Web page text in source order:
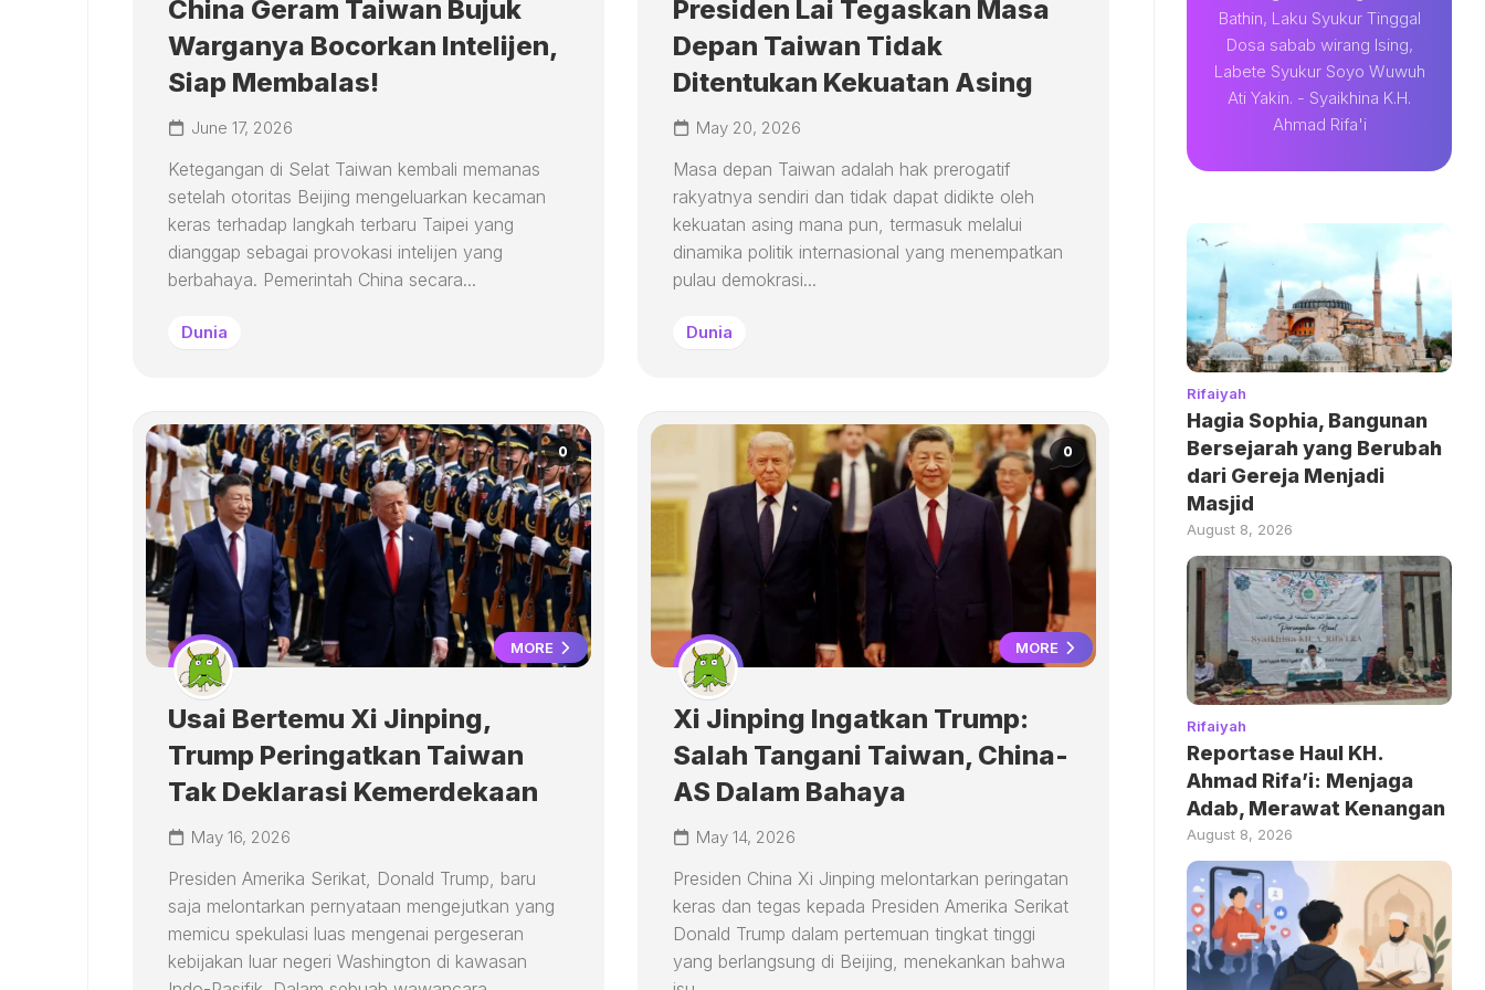
China Geram Taiwan Bujuk
Warganya Bocorkan Intelijen,
Siap Membalas!
June 17, 2026
Ketegangan di Selat Taiwan kembali memanas
setelah otoritas Beijing mengeluarkan kecaman
keras terhadap langkah terbaru Taipei yang
dianggap sebagai provokasi intelijen yang
berbahaya. Pemerintah China secara...
Dunia
Presiden Lai Tegaskan Masa
Depan Taiwan Tidak
Ditentukan Kekuatan Asing
May 20, 2026
Masa depan Taiwan adalah hak prerogatif
rakyatnya sendiri dan tidak dapat didikte oleh
kekuatan asing mana pun, termasuk melalui
dinamika politik internasional yang menempatkan
pulau demokrasi...
Dunia
0
MORE
Usai Bertemu Xi Jinping,
Trump Peringatkan Taiwan
Tak Deklarasi Kemerdekaan
May 16, 2026
Presiden Amerika Serikat, Donald Trump, baru
saja melontarkan pernyataan mengejutkan yang
memicu spekulasi luas mengenai pergeseran
kebijakan luar negeri Washington di kawasan
0
MORE
Xi Jinping Ingatkan Trump:
Salah Tangani Taiwan, China-
AS Dalam Bahaya
May 14, 2026
Presiden China Xi Jinping melontarkan peringatan
keras dan tegas kepada Presiden Amerika Serikat
Donald Trump dalam pertemuan tingkat tinggi
yang berlangsung di Beijing, menekankan bahwa
Bathin, Laku Syukur Tinggal
Dosa sabab wirang Ising,
Labete Syukur Soyo Wuwuh
Ati Yakin. - Syaikhina K.H.
Ahmad Rifa'i
Rifaiyah
Hagia Sophia, Bangunan
Bersejarah yang Berubah
dari Gereja Menjadi
Masjid
August 8, 2026
Rifaiyah
Reportase Haul KH.
Ahmad Rifa’i: Menjaga
Adab, Merawat Kenangan
August 8, 2026